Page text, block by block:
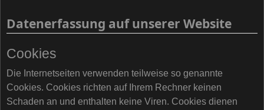
Datenerfassung auf unserer Website
Cookies
Die Internetseiten verwenden teilweise so genannte
Cookies. Cookies richten auf Ihrem Rechner keinen
Schaden an und enthalten keine Viren. Cookies dienen